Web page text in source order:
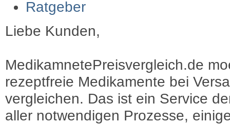
Ratgeber
Liebe Kunden,
MedikamnetePreisvergleich.de
rezeptfreie Medikamente bei
vergleichen. Das ist ein Service
aller notwendigen Prozesse,